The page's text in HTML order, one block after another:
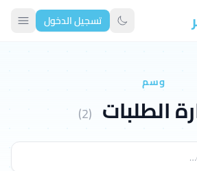
تبديل الوضع الداكن
تسجيل الدخول
وسم
الطلبات (2)